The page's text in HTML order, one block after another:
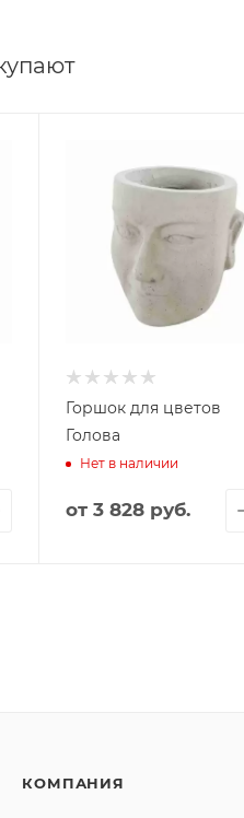
Горшок для цветов
Голова
Нет в наличии
от 3 828 руб.
КОМПАНИЯ